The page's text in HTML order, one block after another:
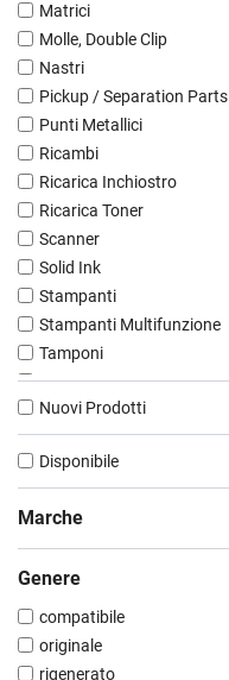
Matrici
Molle, Double Clip
Nastri
Pickup / Separation Parts
Punti Metallici
Ricambi
Ricarica Inchiostro
Ricarica Toner
Scanner
Solid Ink
Stampanti
Stampanti Multifunzione
Tamponi
Toner e Cartucce Laser
Transfer & Parts
Unghiette
Vaschette Recupero Toner
Nuovi Prodotti
Disponibile
Marche
Genere
compatibile
originale
rigenerato